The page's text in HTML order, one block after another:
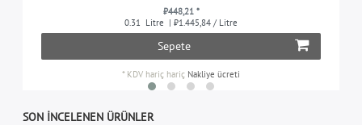
₺448,21 *
0.31 Litre | ₺1.445,84 / Litre
Sepete
* KDV hariç hariç Nakliye ücreti
SON INCELENEN ÜRÜNLER